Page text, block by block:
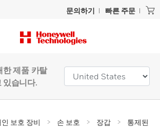
문의하기 빠른 주문
한 제품 카탈
있습니다.
인 보호 장비 손 보호 장갑
통제된